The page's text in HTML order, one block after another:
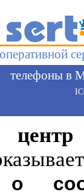
телефоны в